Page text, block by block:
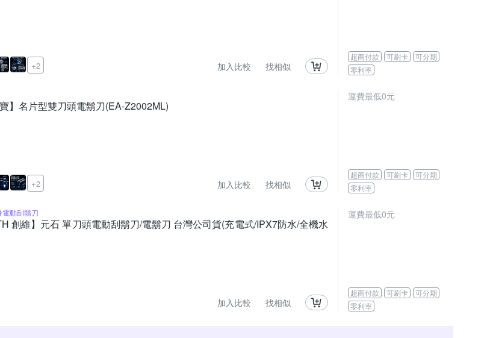
+2 加入比較 找相似
超商付款 可刷卡
可分期
零利率
寶】名片型雙刀頭電鬍刀(EA-Z2002ML)
+2 加入比較 找相似
運費最低0元
超商付款 可刷卡
可分期
零利率
動刮鬍刀
創維】元石 單刀頭電動刮鬍刀/電鬍刀 台灣公司貨(充電式/IPX7防水/全機水
加入比較 找相似
運費最低0元
超商付款 可刷卡
可分期
零利率